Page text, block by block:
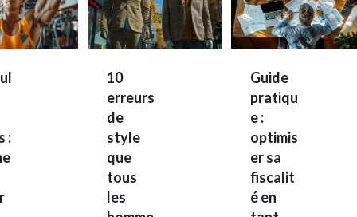
:
10
erreurs
de
style
que
tous
les
Guide
pratiqu
e :
optimis
er sa
fiscalit
é en